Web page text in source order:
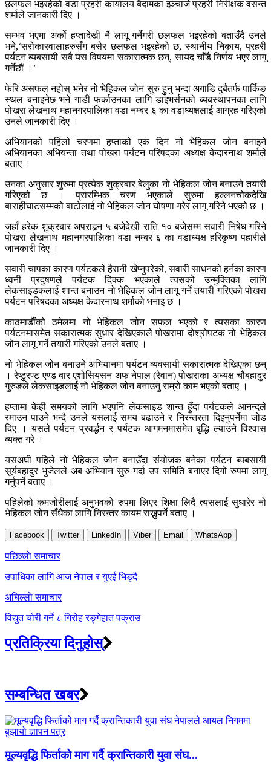
छलफल भइरहेको वडा प्रहरी कार्यालय बैदामका इञ्चार्ज प्रहरी निरीक्षक वसन्त
शर्माले जानकारी दिए ।
सम्भव भएमा अर्को हप्तादेखी नै लागू गर्नेगरी छलफल भइरहेको बताउँदै उनले
भने,‘सरोकारवालाहरुसँग बसेर छलफल भइरहेको छ, स्थानीय निकाय, प्रहरी
पर्यटन ब्यबसायी सबै यस विषयमा सकारात्मक छन्, सायद चाँडै निर्णय भएर लागू
गर्नेछौं ।’
फेरि असफल नहोस् भनेर नो भेहिकल जोन सुरु हुुनु भन्दा अगाडि दुबैतर्फ पार्किङ
स्थल बनाइनेछ भने गाडी फर्काउनका लागि डाइभर्सनको ब्यबस्थापनका लागि
पोखरा लेखनाथ महानगरपालिका वडा नम्बर ६ का वडाध्यक्षलाई आग्रह गरिएको
उनले जानकारी दिए ।
अभियानको पहिलो चरणमा हप्ताको एक दिन नो भेहिकल जोन बनाइने
अभियानका अभियन्ता तथा पोखरा पर्यटन परिषदका अध्यक्ष केदारनाथ शर्माले
बताए ।
उनका अनुसार शुरुमा प्रत्येक शुक्रबार बेलुका नो भेहिकल जोन बनाउने तयारी
गरिएको छ । प्रारम्भिक चरण भएकाले सुरुमा हल्लनचोकदेखि
बाराहीघाटसम्मको बाटोलाई नो भेहिकल जोन घोषणा गरेर लागू गरिने भएको छ ।
जहाँ हरेक शुक्रबार अपराहृन ५ बजेदेखी राति १० बजेसम्म सवारी निषेध गरिने
पोखरा लेखनाथ महानगरपालिका वडा नम्बर ६ का वडाध्यक्ष हरिकृष्ण पहारीले
जानकारी दिए ।
सवारी चापका कारण पर्यटकले हैरानी खेप्नुपरेको, सवारी साधनको हर्नका कारण
ध्वनी प्रदुषणले पर्यटक दिक्क भएकाले त्यसको उन्मुक्तिका लागि
लेकसाइडकलाई शान्त बनाउन नो भेहिकल जोन लागू गर्ने तयारी गरिएको पोखरा
पर्यटन परिषदका अध्यक्ष केदारनाथ शर्माको भनाइ छ ।
काठमाडौंको ठमेलमा नो भेहिकल जोन सफल भएको र त्यसका कारण
पर्यटनमासमेत सकारात्मक सुधार देखिएकाले पोखरामा दोश्रोपटक नो भेहिकल
जोन लागू गर्ने तयारी गरिएको उनले बताए ।
नो भेहिकल जोन बनाउने अभियानमा पर्यटन व्यवसायी सकारात्मक देखिएका छन्
। रेष्टुरण्ट एण्ड बार एशोसियसन अफ नेपाल (रेवान) पोखराका अध्यक्ष चौबहादुर
गुरुङले लेकसाइडलाई नो भेहिकल जोन बनाउनु राम्रो काम भएको बताए ।
हप्तामा केही समयको लागि भएपनि लेकसाइड शान्त हुँदा पर्यटकले आनन्दले
रमाउन पाउने भन्दै उनले यसलाई समय बढाउने र निरन्तरता दिइनुपर्नेमा जोड
दिए । यसले पर्यटन प्रवर्द्धन र पर्यटक आगमनमासमेत बृद्धि ल्याउने विश्वास
व्यक्त गरे ।
यसअघी पहिले नो भेहिकल जोन बनाउँदा संयोजक बनेका पर्यटन ब्यबसायी
सूर्यबहादुर भुजेलले अब अभियान सुरु गर्दा उप समिति बनाएर दिगो रुपमा लागू
गर्नुपर्ने बताए ।
पहिलेको कमजोरीलाई अनुभवको रुपमा लिएर शिक्षा लिदै त्यसलाई सुधारेर नो
भेहिकल जोन सँधैका लागि निरन्तर कायम राख्नुपर्ने बताए ।
Facebook Twitter LinkedIn Viber Email WhatsApp
Post
navigation
पछिल्लाे समाचार
उपाधिका लागि आज नेपाल र युएई भिड्दै
अघिल्लाे समाचार
विद्युत चोरी गर्ने ८ गिरोह रङ्गेहात पक्राउ
प्रतिक्रिया दिनुहोस्
सम्बन्धित खबर
मूल्यवृद्धि फिर्ताको माग गर्दै क्रान्तिकारी युवा संघ...